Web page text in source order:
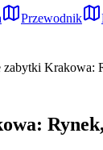
Przewodnik
zabytki Krakowa: